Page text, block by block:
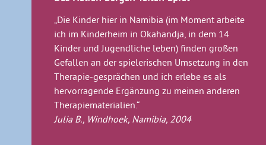
„Die Kinder hier in Namibia (im Moment arbeite
ich im Kinderheim in Okahandja, in dem 14
Kinder und Jugendliche leben) finden großen
Gefallen an der spielerischen Umsetzung in den
Therapie-gesprächen und ich erlebe es als
hervorragende Ergänzung zu meinen anderen
Therapiematerialien.“
Julia B., Windhoek, Namibia, 2004